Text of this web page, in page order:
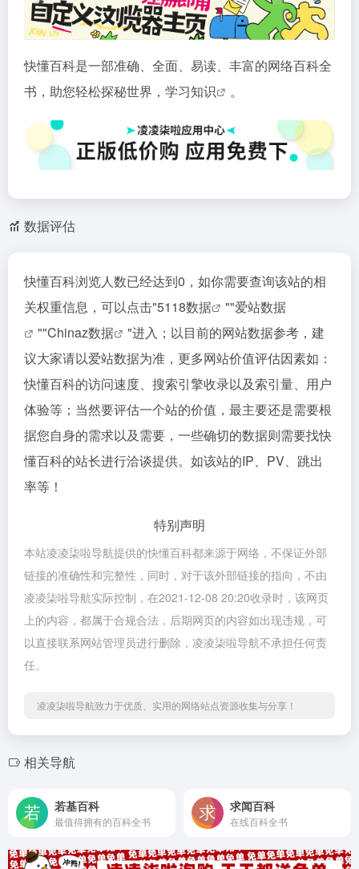
快懂百科是一部准确、全面、易读、丰富的网络百科全
书，助您轻松探秘世界，学习知识 。
数据评估
快懂百科浏览人数已经达到0，如你需要查询该站的相
关权重信息，可以点击"5118数据 ""爱站数据
""Chinaz数据
"进入；以目前的网站数据参考，建
议大家请以爱站数据为准，更多网站价值评估因素如：
快懂百科的访问速度、搜索引擎收录以及索引量、用户
体验等；当然要评估一个站的价值，最主要还是需要根
据您自身的需求以及需要，一些确切的数据则需要找快
懂百科的站长进行洽谈提供。如该站的IP、PV、跳出
率等！
特别声明
本站凌凌柒啦导航提供的快懂百科都来源于网络，不保证外部
链接的准确性和完整性，同时，对于该外部链接的指向，不由
凌凌柒啦导航实际控制，在2021-12-08 20:20收录时，该网页
上的内容，都属于合规合法，后期网页的内容如出现违规，可
以直接联系网站管理员进行删除，凌凌柒啦导航不承担任何责
任。
凌凌柒啦导航致力于优质、实用的网络站点资源收集与分享！
相关导航
若基百科
最值得拥有的百科全书
求闻百科
在线百科全书